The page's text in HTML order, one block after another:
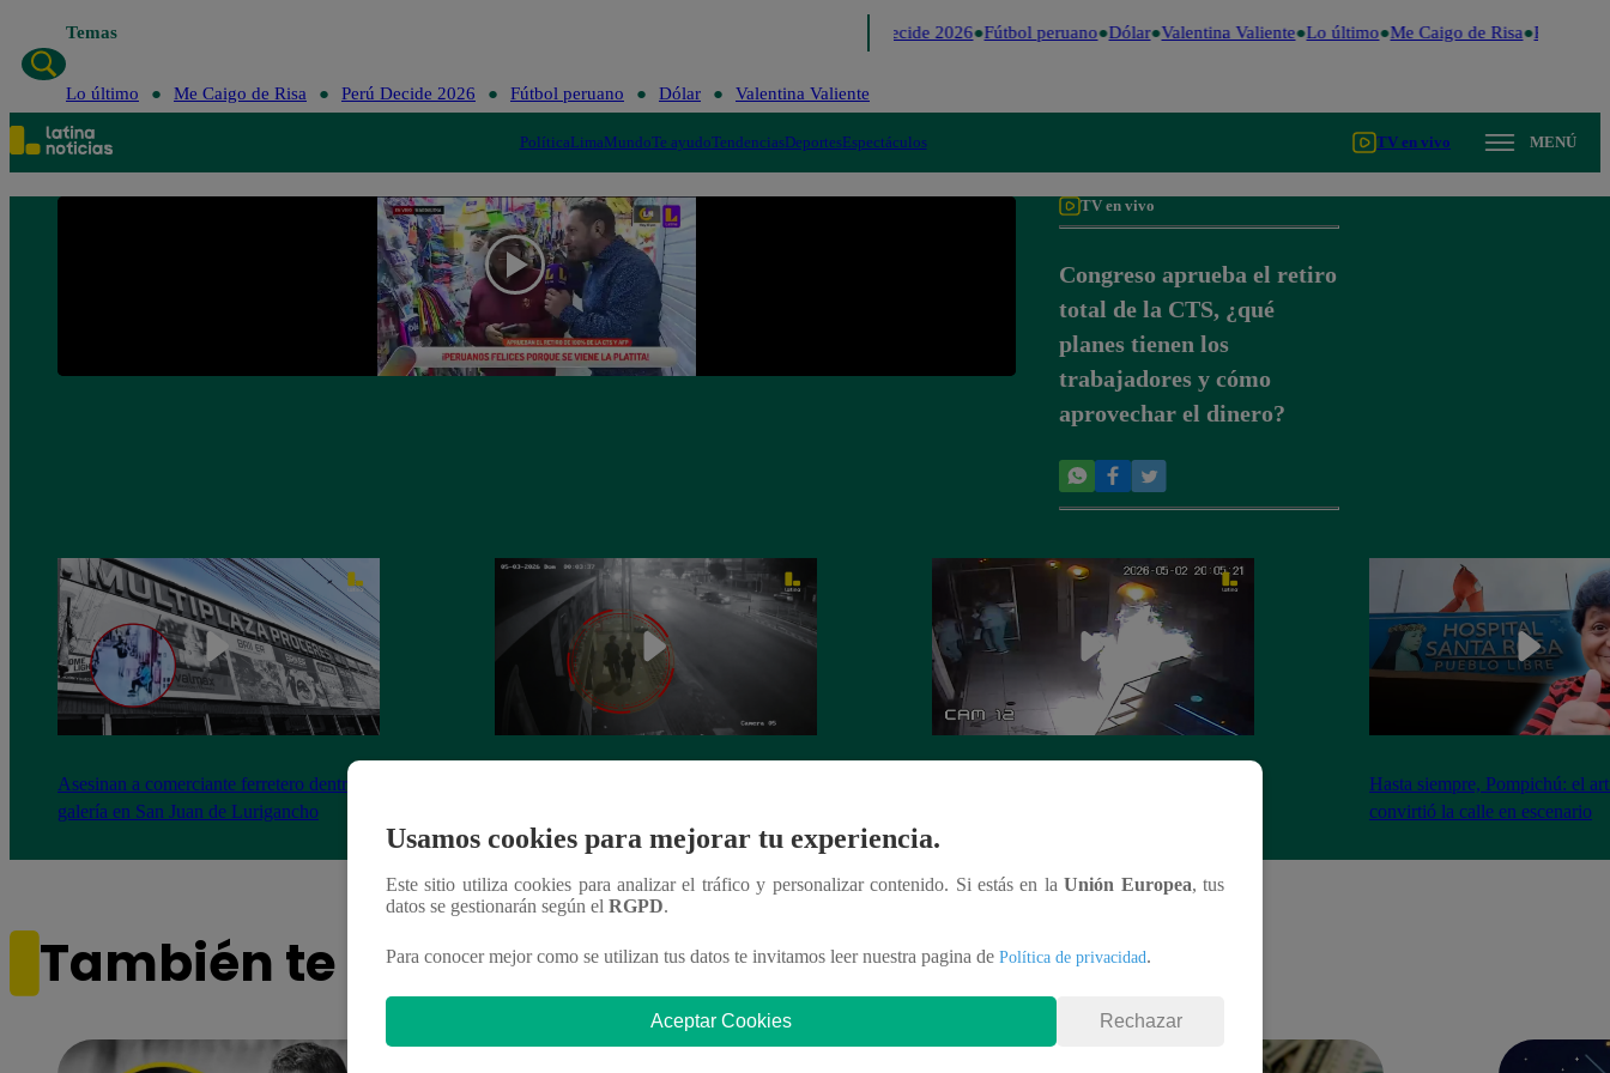
Temas Perú Decide 2026 Fútbol peruano Dólar Valentina Valiente Lo último Me Caigo de Risa Perú
Lo último Me Caigo de Risa Perú Decide 2026 Fútbol peruano Dólar Valentina Valiente
PolíticaLimaMundoTe ayudoTendenciasDeportesEspectáculos TV en vivo MENÚ
TV en vivo
Congreso aprueba el retiro
total de la CTS, ¿qué
planes tienen los
trabajadores y cómo
aprovechar el dinero?
Asesinan a comerciante ferretero dentro de
galería en San Juan de Lurigancho
Hasta siempre, Pompichú: el
convirtió la calle en escenario
También te puede interesar
Usamos cookies para mejorar tu experiencia.
Este sitio utiliza cookies para analizar el tráfico y personalizar contenido. Si estás en laUnión Europea, tus
datos se gestionarán según el RGPD.
Para conocer mejor como se utilizan tus datos te invitamos leer nuestra pagina de Política de privacidad.
Aceptar Cookies Rechazar